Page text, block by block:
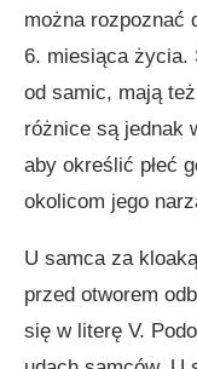
można rozpoznać
6. miesiąca życia.
od samic, mają
różnice są jednak
aby określić płeć
okolicom jego
U samca za
przed otworem
się w literę V.